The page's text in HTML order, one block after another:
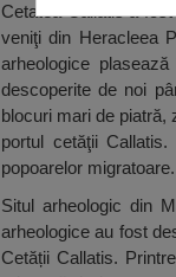
Cetatea Callatis a
veniţi din Heracleea
arheologice
descoperite de noi
blocuri mari de piatră,
portul cetăţii
popoarelor
Situl arheologic din
arheologice au fost
Cetății Callatis.